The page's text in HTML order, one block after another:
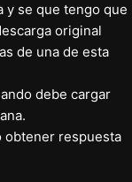
horizontal
Hailey a su
en el menú
y se que tengo que
original
de una de esta
debe cargar
obtener respuesta